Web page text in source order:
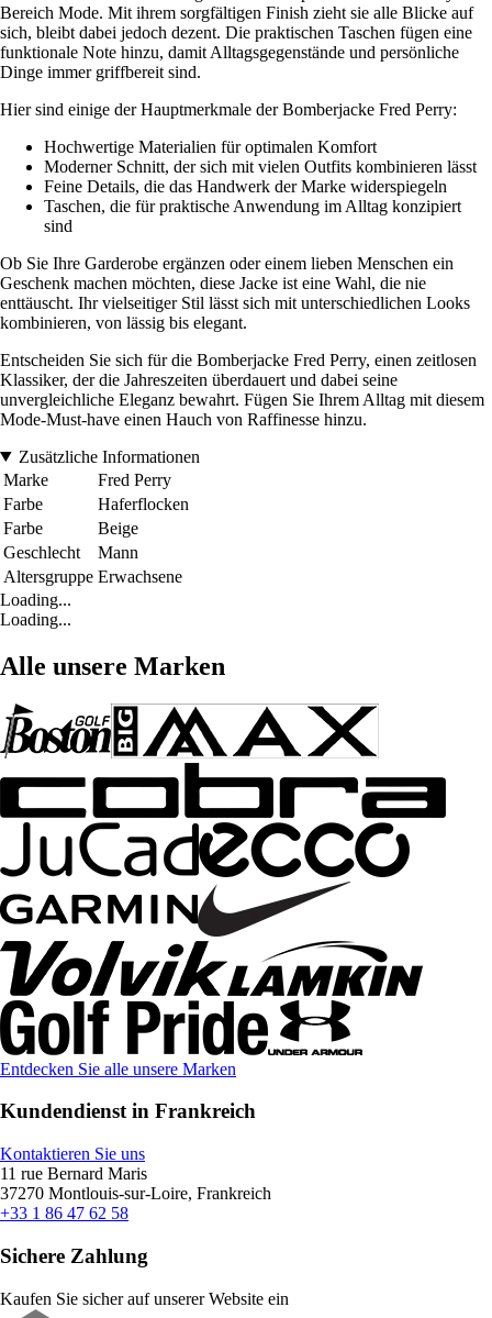
Bereich Mode. Mit ihrem sorgfältigen Finish zieht sie alle Blicke auf
sich, bleibt dabei jedoch dezent. Die praktischen Taschen fügen eine
funktionale Note hinzu, damit Alltagsgegenstände und persönliche
Dinge immer griffbereit sind.
Hier sind einige der Hauptmerkmale der Bomberjacke Fred Perry:
Hochwertige Materialien für optimalen Komfort
Moderner Schnitt, der sich mit vielen Outfits kombinieren lässt
Feine Details, die das Handwerk der Marke widerspiegeln
Taschen, die für praktische Anwendung im Alltag konzipiert
sind
Ob Sie Ihre Garderobe ergänzen oder einem lieben Menschen ein
Geschenk machen möchten, diese Jacke ist eine Wahl, die nie
enttäuscht. Ihr vielseitiger Stil lässt sich mit unterschiedlichen Looks
kombinieren, von lässig bis elegant.
Entscheiden Sie sich für die Bomberjacke Fred Perry, einen zeitlosen
Klassiker, der die Jahreszeiten überdauert und dabei seine
unvergleichliche Eleganz bewahrt. Fügen Sie Ihrem Alltag mit diesem
Mode-Must-have einen Hauch von Raffinesse hinzu.
Zusätzliche Informationen
Marke
Fred Perry
Farbe
Haferflocken
Farbe
Beige
Geschlecht
Mann
Altersgruppe Erwachsene
Loading...
Loading...
Alle unsere Marken
Entdecken Sie alle unsere Marken
Kundendienst in Frankreich
Kontaktieren Sie uns
11 rue Bernard Maris
37270 Montlouis-sur-Loire, Frankreich
+33 1 86 47 62 58
Sichere Zahlung
Kaufen Sie sicher auf unserer Website ein